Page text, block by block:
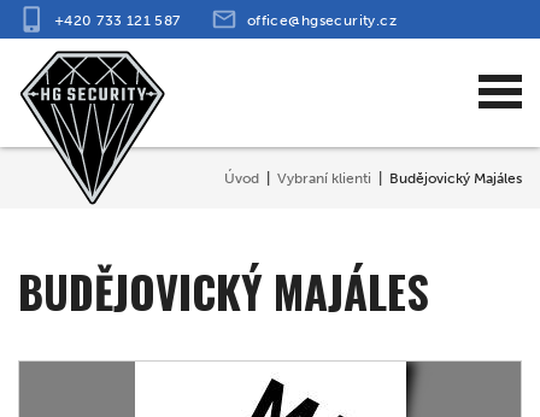
+420 733 121 587 office@hgsecurity.cz
Úvod Vybraní klienti Budějovický Majáles
BUDĚJOVICKÝ MAJÁLES